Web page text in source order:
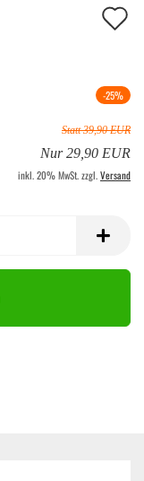
-25%
Statt 39,90 EUR
Nur 29,90 EUR
inkl. 20% MwSt. zzgl.Versand